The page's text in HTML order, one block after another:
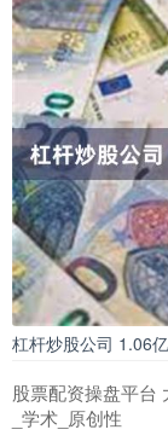
杠杆炒股公司 1.06
股票配资操盘平台
_学术_原创性